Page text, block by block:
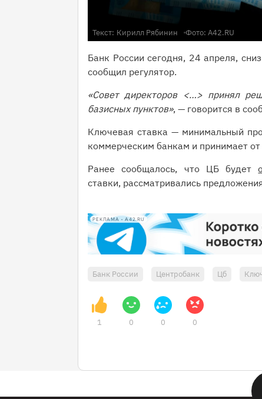
Текст: Кирилл Рябинин Фото: А42.RU
Банк России сегодня, 24 апреля,
сообщил регулятор.
«Совет директоров <…> принял
базисных пунктов», — говорится в
Ключевая ставка — минимальный
коммерческим банкам и принимает
Ранее сообщалось, что ЦБ будет
ставки, рассматривались
РЕКЛАМА • A42.RU
Банк России Центробанк Цб
1 0 0 0